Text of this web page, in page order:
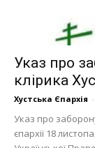
Указ про
клірика
Хустська Єпархія -
Указ про
єпархії 18